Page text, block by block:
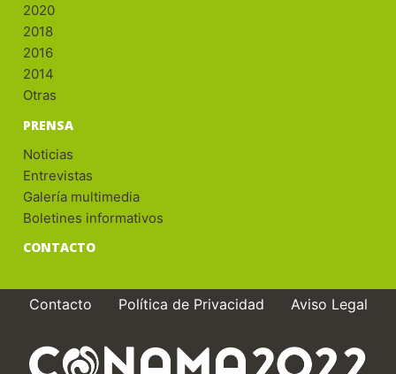
2020
2018
2016
2014
Otras
PRENSA
Noticias
Entrevistas
Galería multimedia
Boletines informativos
CONTACTO
Contacto Política de Privacidad Aviso Legal